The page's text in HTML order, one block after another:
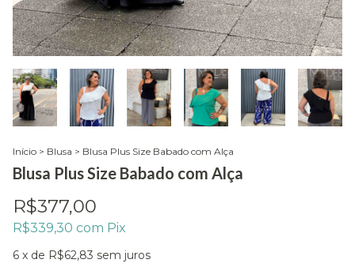
Início > Blusa > Blusa Plus Size Babado com Alça
Blusa Plus Size Babado com Alça
R$377,00
R$339,30 com Pix
6 x de R$62,83 sem juros